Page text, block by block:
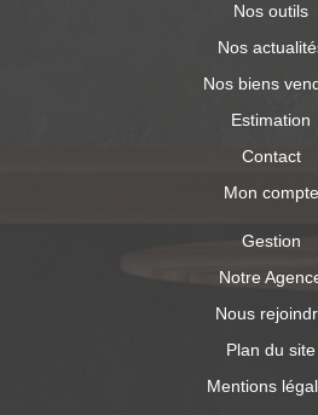
Nos outils
Nos
Nos biens
Estimation
Contact
Mon compte
Gestion
Notre
Nous
Plan du site
Mentions